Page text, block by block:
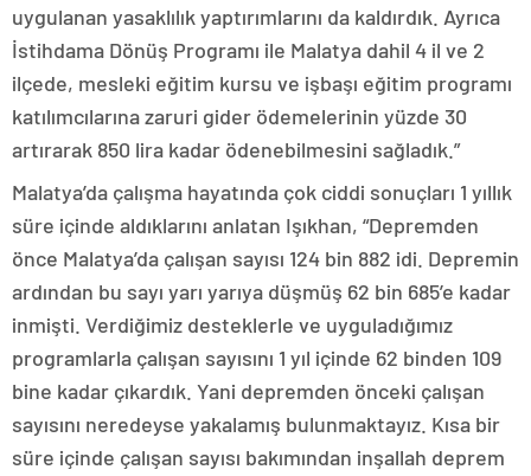
uygulanan yasaklılık yaptırımlarını da kaldırdık. Ayrıca
İstihdama Dönüş Programı ile Malatya dahil 4 il ve 2
ilçede, mesleki eğitim kursu ve işbaşı eğitim programı
katılımcılarına zaruri gider ödemelerinin yüzde 30
artırarak 850 lira kadar ödenebilmesini sağladık.”
Malatya’da çalışma hayatında çok ciddi sonuçları 1 yıllık
süre içinde aldıklarını anlatan Işıkhan, “Depremden
önce Malatya’da çalışan sayısı 124 bin 882 idi. Depremin
ardından bu sayı yarı yarıya düşmüş 62 bin 685’e kadar
inmişti. Verdiğimiz desteklerle ve uyguladığımız
programlarla çalışan sayısını 1 yıl içinde 62 binden 109
bine kadar çıkardık. Yani depremden önceki çalışan
sayısını neredeyse yakalamış bulunmaktayız. Kısa bir
süre içinde çalışan sayısı bakımından inşallah deprem